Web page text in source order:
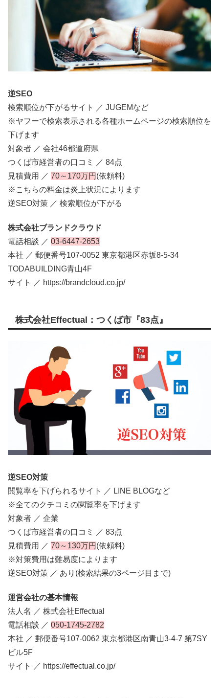
逆SEO
検索順位が下がるサイト ／ JUGEMなど
※ヤフーで検索表示される各種ホームページの検索順位を
下げます
対象者 ／ 会社46都道府県
つくば市経営者の口コミ ／ 84点
見積費用 ／ 70～170万円 (依頼料)
※こちらの料金は炎上状況によります
逆SEO対策 ／ 検索順位が下がる
株式会社ブランドクラウド
電話相談 ／ 03-6447-2653
本社 ／ 郵便番号107-0052 東京都港区赤坂8-5-34
TODABUILDING青山4F
サイト ／ https://brandcloud.co.jp/
株式会社Effectual：つくば市『83点』
逆SEO対策
閲覧率を下げられるサイト ／ LINE BLOGなど
※全てのクチコミの閲覧率を下げます
対象者 ／ 企業
つくば市経営者の口コミ ／ 83点
見積費用 ／ 70～130万円 (依頼料)
※対策費用は難易度によります
逆SEO対策 ／ あり(検索結果の3ページ目まで)
運営会社の基本情報
法人名 ／ 株式会社Effectual
電話相談 ／ 050-1745-2782
本社 ／ 郵便番号107-0062 東京都港区南青山3-4-7 第7SY
ビル5F
サイト ／ https://effectual.co.jp/